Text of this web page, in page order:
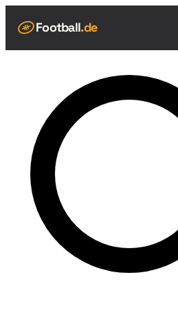
Football.de
Live Scores
Spielplan
Teams
Tabelle
Football Regeln